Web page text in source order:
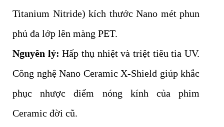
Titanium Nitride) kích thước Nano mét phun
phủ đa lớp lên màng PET.
Nguyên lý: Hấp thụ nhiệt và triệt tiêu tia UV.
Công nghệ Nano Ceramic X-Shield giúp khắc
phục nhược điểm nóng kính của phim
Ceramic đời cũ.